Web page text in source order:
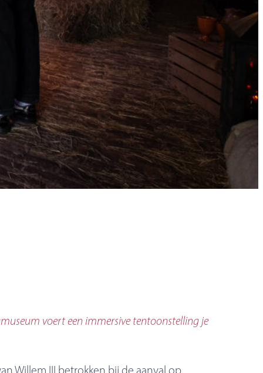
voert een immersive tentoonstelling je
Willem III betrokken bij de aanval op